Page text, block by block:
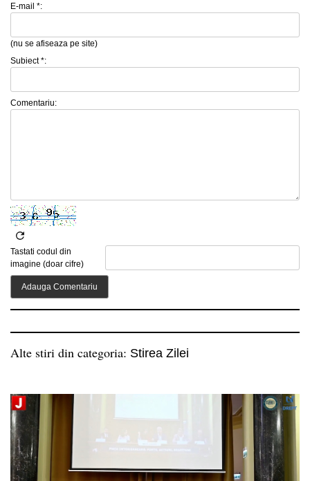
E-mail *:
(nu se afiseaza pe site)
Subiect *:
Comentariu:
Tastati codul din
imagine (doar cifre)
Alte stiri din categoria: Stirea Zilei